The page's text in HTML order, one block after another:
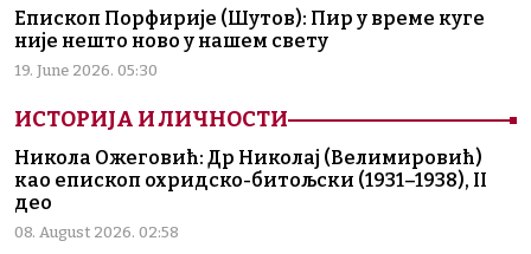
Епископ Порфирије (Шутов): Пир у време куге
није нешто ново у нашем свету
19. June 2026. 05:30
ИСТОРИЈА И ЛИЧНОСТИ
Никола Ожеговић: Др Николај (Велимировић)
као епископ охридско-битољски (1931–1938), II
део
08. August 2026. 02:58